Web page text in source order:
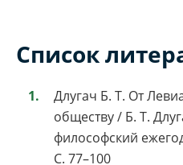
Список
Длугач Б. Т. От
обществу / Б. Т.
философский
С. 77–100